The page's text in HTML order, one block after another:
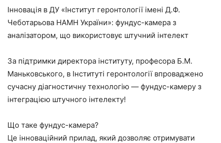
Інновація в ДУ «Інститут геронтології імені Д.Ф.
Чеботарьова НАМН України»: фундус-камера з
аналізатором, що використовує штучний інтелект
За підтримки директора інституту, професора Б.М.
Маньковського, в Інституті геронтології впроваджено
сучасну діагностичну технологію — фундус-камеру з
інтеграцією штучного інтелекту!
Що таке фундус-камера?
Це інноваційний прилад, який дозволяє отримувати